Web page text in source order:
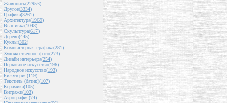
Живопись(22953)
Другое(3334)
Графика(3261)
Архитектура(1969)
Вышивка(1048)
Скульптура(617)
Дерево(445)
Куклы(302)
Компьютерная графика(281)
Художественное фото(273)
Дизайн интерьера(254)
Церковное искусство(196)
Народное искусство(193)
Бижутерия(119)
Текстиль (батик)(107)
Керамика(105)
Витражи(103)
Аэрография(74)